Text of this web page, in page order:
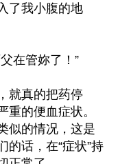
了我小腹的地
在管妳了！”
就真的把药停
重的便血症状。
似的情况，这是
的话，在“症状”持